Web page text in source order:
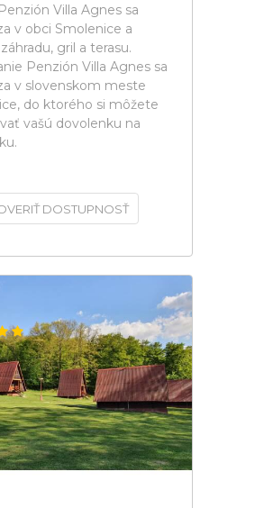
Villa Agnes sa
v obci Smolenice a
gril a terasu.
Penzión Villa Agnes sa
v slovenskom meste
do ktorého si môžete
vašú dovolenku na
DOSTUPNOSŤ